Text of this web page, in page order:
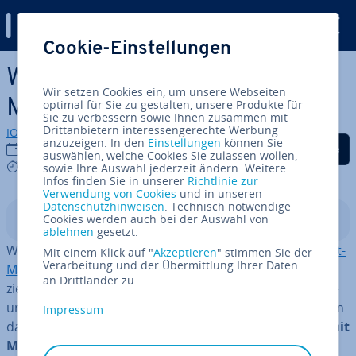
Zum Haupt­in­halt springen
Was ist Content mit
Mehrwert?
IONOS Redaktion
12.05.2021
9 mins
Auf Facebook teilen
Auf Twitter teilen
Auf LinkedIn
In­halts­ver­zeich­nis
Wenn es ein Stichwort gibt, das un­trenn­bar mit Content-
Marketingverbunden ist, dann wohl Mehrwert. „Pro­du­
zie­ren Sie Content mit Mehrwert“ ist ein gängiger Tipp –
und gar nicht so leicht um­zu­set­zen, denn: Wie stellt man
das konkret an? Hier finden Sie
7 Ideen, wie Content mit
Mehrwert aussehen kann.
Cookie-Einstellungen
Wir setzen Cookies ein, um unsere Webseiten
optimal für Sie zu gestalten, unsere Produkte für
Sie zu verbessern sowie Ihnen zusammen mit
Drittanbietern interessengerechte Werbung
anzuzeigen. In den Einstellungen können Sie
auswählen, welche Cookies Sie zulassen wollen,
sowie Ihre Auswahl jederzeit ändern. Weitere
Infos finden Sie in unserer Richtlinie zur
Verwendung von Cookies und in unseren
Datenschutzhinweisen. Technisch notwendige
Cookies werden auch bei der Auswahl von
ablehnen gesetzt.
Mit einem Klick auf "Akzeptieren" stimmen Sie der
Verarbeitung und der Übermittlung Ihrer Daten
an Drittländer zu.
Impressum